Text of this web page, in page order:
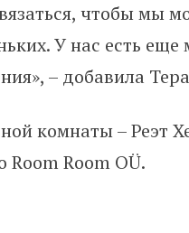
чтобы мы
У нас есть еще
– добавила
комнаты – Реэт
Room OÜ.